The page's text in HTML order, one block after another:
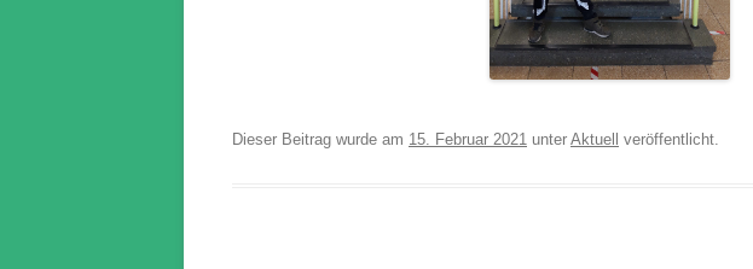
Dieser Beitrag wurde am 15. Februar 2021 unter Aktuell veröffentlicht.